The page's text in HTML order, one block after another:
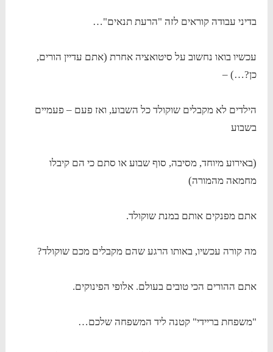
בדיני עבודה קוראים לזה "הרעת תנאים"…
עכשיו בואו נחשוב על סיטואציה אחרת (אתם עדיין הורים,
כן?…) –
הילדים לא מקבלים שוקולד כל השבוע, ואז פעם – פעמיים
בשבוע
(באירוע מיוחד, מסיבה, סוף שבוע או סתם כי הם קיבלו
מחמאה מהמורה)
אתם מפנקים אותם במנת שוקולד.
מה קורה עכשיו, באותו הרגע שהם מקבלים מכם שוקולד?
אתם ההורים הכי טובים בעולם. אלופי הפינוקים.
"משפחת בריידי" קטנה ליד המשפחה שלכם…